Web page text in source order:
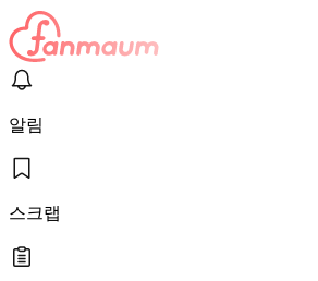
알림
스크랩